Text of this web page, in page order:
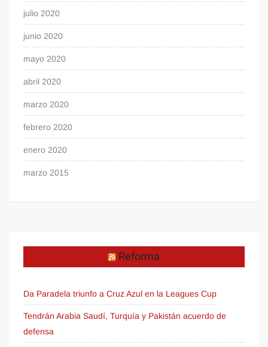
julio 2020
junio 2020
mayo 2020
abril 2020
marzo 2020
febrero 2020
enero 2020
marzo 2015
Reforma
Da Paradela triunfo a Cruz Azul en la Leagues Cup
Tendrán Arabia Saudí, Turquía y Pakistán acuerdo de
defensa